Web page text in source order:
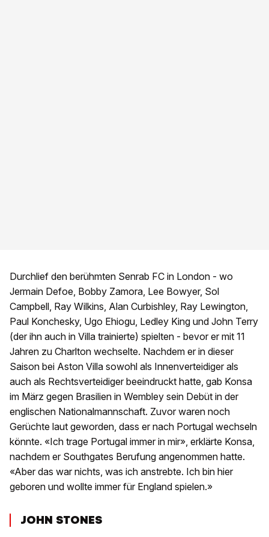
Durchlief den berühmten Senrab FC in London - wo
Jermain Defoe, Bobby Zamora, Lee Bowyer, Sol
Campbell, Ray Wilkins, Alan Curbishley, Ray Lewington,
Paul Konchesky, Ugo Ehiogu, Ledley King und John Terry
(der ihn auch in Villa trainierte) spielten - bevor er mit 11
Jahren zu Charlton wechselte. Nachdem er in dieser
Saison bei Aston Villa sowohl als Innenverteidiger als
auch als Rechtsverteidiger beeindruckt hatte, gab Konsa
im März gegen Brasilien in Wembley sein Debüt in der
englischen Nationalmannschaft. Zuvor waren noch
Gerüchte laut geworden, dass er nach Portugal wechseln
könnte. «Ich trage Portugal immer in mir», erklärte Konsa,
nachdem er Southgates Berufung angenommen hatte.
«Aber das war nichts, was ich anstrebte. Ich bin hier
geboren und wollte immer für England spielen.»
JOHN STONES